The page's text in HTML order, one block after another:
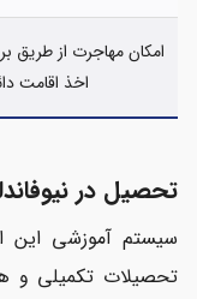
امکان مهاجرت از طریق
اخذ اقامت
تحصیل در
سیستم آموزشی این
تحصیلات تکمیلی و